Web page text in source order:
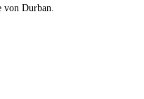
Durban.